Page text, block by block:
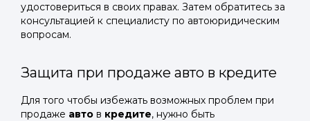
удостовериться в своих правах. Затем обратитесь за
консультацией к специалисту по автоюридическим
вопросам.
Защита при продаже авто в кредите
Для того чтобы избежать возможных проблем при
продаже авто в кредите, нужно быть